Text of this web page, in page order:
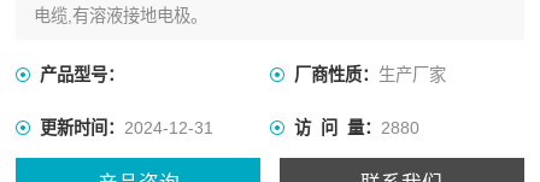
电缆,有溶液接地电极。
产品型号： 厂商性质： 生产厂家
更新时间：2024-12-31 访 问 量： 2880